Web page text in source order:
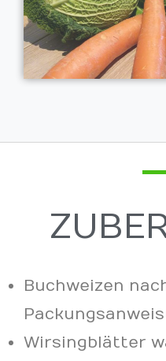
Buchweizen
Wirsingblätter